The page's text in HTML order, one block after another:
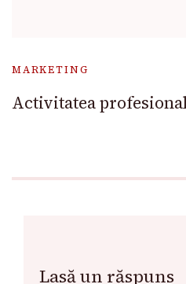
MARKETING
Activitatea
Lasă un răspuns